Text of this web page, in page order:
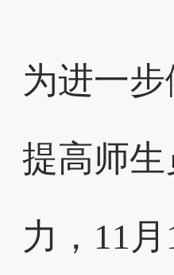
为进一
提高师
力，11